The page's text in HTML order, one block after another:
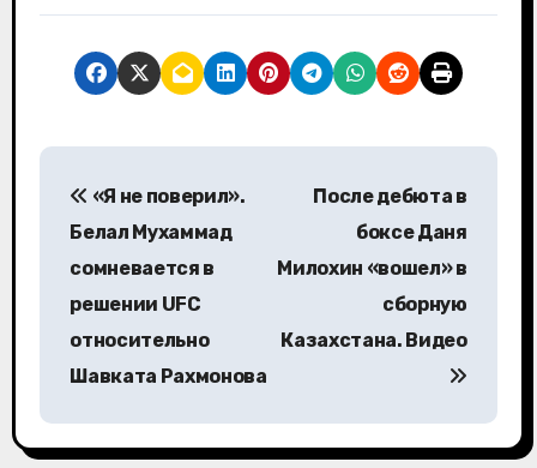
Н
а
«Я не поверил».
Белал Мухаммад
сомневается в
решении UFC
относительно
Шавката Рахмонова
После дебюта в
боксе Даня
Милохин «вошел» в
сборную
Казахстана. Видео